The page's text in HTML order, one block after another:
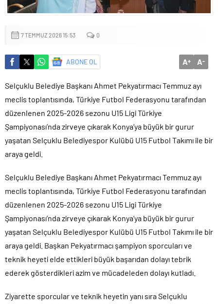
Sığacık’tan güçlü mesaj: “Deniz bizim, Sığacık hepimizin”
7 TEMMUZ 2026 15:53 0
ABONE OL A+ A-
Selçuklu Belediye Başkanı Ahmet Pekyatırmacı Temmuz ayı
meclis toplantısında, Türkiye Futbol Federasyonu tarafından
düzenlenen 2025-2026 sezonu U15 Ligi Türkiye
Şampiyonası’nda zirveye çıkarak Konya’ya büyük bir gurur
yaşatan Selçuklu Belediyespor Kulübü U15 Futbol Takımı ile bir
araya geldi.
Selçuklu Belediye Başkanı Ahmet Pekyatırmacı Temmuz ayı
meclis toplantısında, Türkiye Futbol Federasyonu tarafından
düzenlenen 2025-2026 sezonu U15 Ligi Türkiye
Şampiyonası’nda zirveye çıkarak Konya’ya büyük bir gurur
yaşatan Selçuklu Belediyespor Kulübü U15 Futbol Takımı ile bir
araya geldi. Başkan Pekyatırmacı şampiyon sporcuları ve
teknik heyeti elde ettikleri büyük başarıdan dolayı tebrik
ederek gösterdikleri azim ve mücadeleden dolayı kutladı.
Ziyarette sporcular ve teknik heyetin yanı sıra Selçuklu